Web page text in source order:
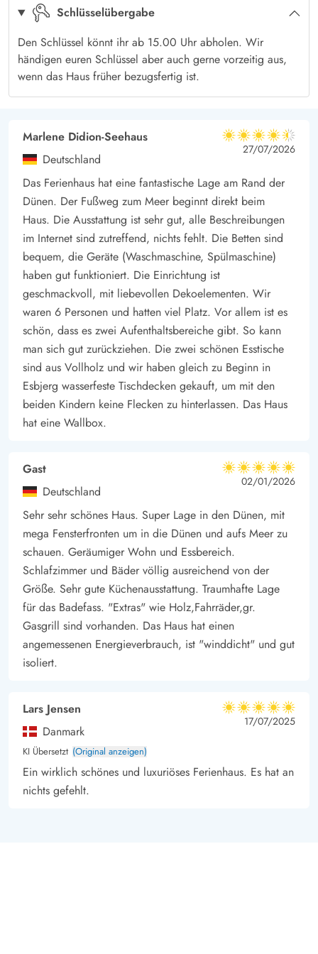
Wasser des Whirlpools genießen.
Nah am Henne Strand Badestrand
Vom Ferienhaus am Klitrosevej 3 aus führt ein kleiner Weg
euch in wenigen Minuten – durch die Dünenlandschaft - hin
zum beliebten kalkweißen Sandstrand am Henne Strand. Eure
Ortsmitte Henne Strands bietet mehrere Geschäfte, einen
Supermarkt und einige Restaurants und ist mit 500m bequem
zu Fuß erreichbar.
* Die Außendusche ist vom 01. April bis 31. Oktober nutzbar.
Schlüsselübergabe
Den Schlüssel könnt ihr ab 15.00 Uhr abholen. Wir
händigen euren Schlüssel aber auch gerne vorzeitig aus,
wenn das Haus früher bezugsfertig ist.
Marlene Didion-Seehaus
Deutschland
4.5 von 5
4.5 von 5
4.5 out of 5
27/07/2026
Das Ferienhaus hat eine fantastische Lage am Rand der
Dünen. Der Fußweg zum Meer beginnt direkt beim
Haus. Die Ausstattung ist sehr gut, alle Beschreibungen
im Internet sind zutreffend, nichts fehlt. Die Betten sind
bequem, die Geräte (Waschmaschine, Spülmaschine)
haben gut funktioniert. Die Einrichtung ist
geschmackvoll, mit liebevollen Dekoelementen. Wir
waren 6 Personen und hatten viel Platz. Vor allem ist es
schön, dass es zwei Aufenthaltsbereiche gibt. So kann
man sich gut zurückziehen. Die zwei schönen Esstische
sind aus Vollholz und wir haben gleich zu Beginn in
Esbjerg wasserfeste Tischdecken gekauft, um mit den
beiden Kindern keine Flecken zu hinterlassen. Das Haus
hat eine Wallbox.
Gast
Deutschland
5 von 5
5 von 5
5 out of 5
02/01/2026
Sehr sehr schönes Haus. Super Lage in den Dünen, mit
mega Fensterfronten um in die Dünen und aufs Meer zu
schauen. Geräumiger Wohn und Essbereich.
Schlafzimmer und Bäder völlig ausreichend von der
Größe. Sehr gute Küchenausstattung. Traumhafte Lage
für das Badefass. "Extras" wie Holz,Fahrräder,gr.
Gasgrill sind vorhanden. Das Haus hat einen
angemessenen Energieverbrauch, ist "winddicht" und gut
isoliert.
Lars Jensen
Danmark
KI Übersetzt (Original anzeigen)
5 von 5
5 von 5
5 out of 5
17/07/2025
Ein wirklich schönes und luxuriöses Ferienhaus. Es hat an
nichts gefehlt.